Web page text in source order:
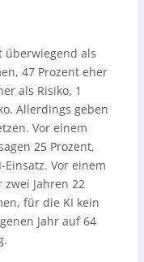
überwiegend als
47 Prozent eher
als Risiko, 1
Allerdings geben
Vor einem
25 Prozent,
Vor einem
zwei Jahren 22
für die KI kein
Jahr auf 64